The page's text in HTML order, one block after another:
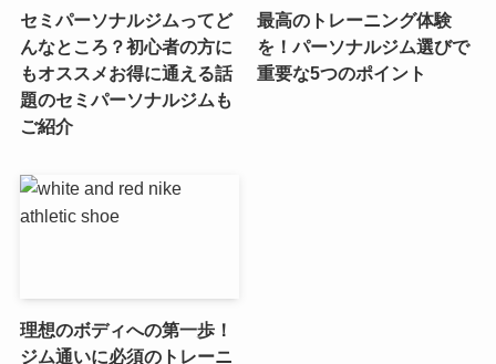
セミパーソナルジムってど
んなところ？初心者の方に
もオススメお得に通える話
題のセミパーソナルジムも
ご紹介
最高のトレーニング体験
を！パーソナルジム選びで
重要な5つのポイント
理想のボディへの第一歩！
ジム通いに必須のトレーニ